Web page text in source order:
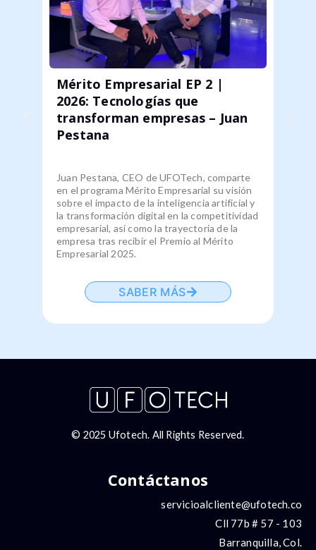
Mérito Empresarial EP 2 |
2026: Tecnologías que
transforman empresas – Juan
Pestana
Juan Pestana, CEO de UFOTech, comparte
en el programa Mérito Empresarial su visión
sobre el impacto de la inteligencia artificial y
la transformación digital en la competitividad
empresarial, así como la trayectoria de la
empresa tras recibir el Premio al Mérito
Empresarial 2025.
SABER MÁS
© 2025 Ufotech. All Rights Reserved.
Contáctanos
servicioalcliente@ufotech.co
Cll 77b # 57 - 103
Barranquilla, Col.